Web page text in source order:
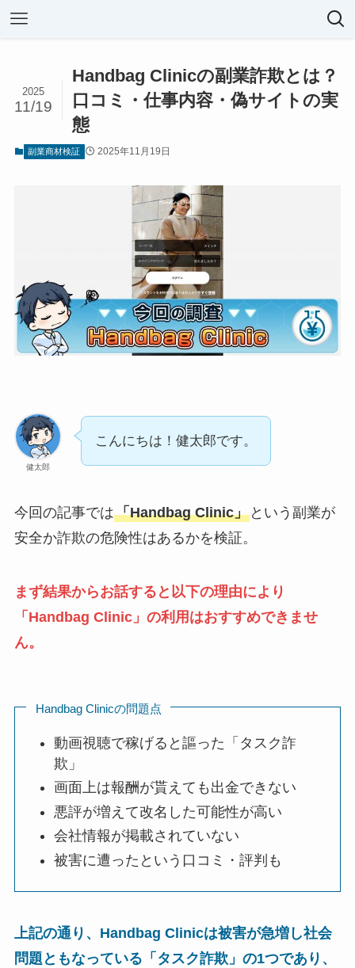
Handbag Clinicの副業詐欺とは？
口コミ・仕事内容・偽サイトの実
態
2025
11/19
副業商材検証 2025年11月19日
健太郎
こんにちは！健太郎です。
今回の記事では「Handbag Clinic」という副業が
安全か詐欺の危険性はあるかを検証。
まず結果からお話すると以下の理由により
「Handbag Clinic」の利用はおすすめできませ
ん。
Handbag Clinicの問題点
動画視聴で稼げると謳った「タスク詐
欺」
画面上は報酬が貰えても出金できない
悪評が増えて改名した可能性が高い
会社情報が掲載されていない
被害に遭ったという口コミ・評判も
上記の通り、Handbag Clinicは被害が急増し社会
問題ともなっている「タスク詐欺」の1つであり、